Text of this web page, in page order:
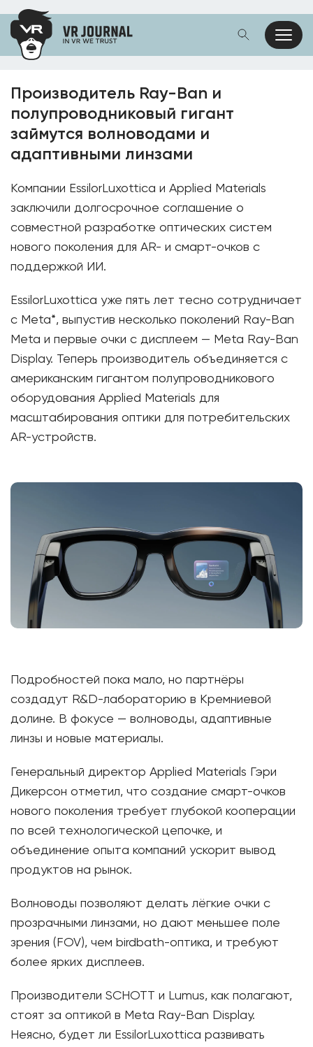
Производитель Ray-Ban и
полупроводниковый гигант
займутся волноводами и
адаптивными линзами
Компании EssilorLuxottica и Applied Materials
заключили долгосрочное соглашение о
совместной разработке оптических систем
нового поколения для AR- и смарт-очков с
поддержкой ИИ.
EssilorLuxottica уже пять лет тесно сотрудничает
с Meta*, выпустив несколько поколений Ray-Ban
Meta и первые очки с дисплеем — Meta Ray-Ban
Display. Теперь производитель объединяется с
американским гигантом полупроводникового
оборудования Applied Materials для
масштабирования оптики для потребительских
AR-устройств.
Подробностей пока мало, но партнёры
создадут R&D-лабораторию в Кремниевой
долине. В фокусе — волноводы, адаптивные
линзы и новые материалы.
Генеральный директор Applied Materials Гэри
Дикерсон отметил, что создание смарт-очков
нового поколения требует глубокой кооперации
по всей технологической цепочке, и
объединение опыта компаний ускорит вывод
продуктов на рынок.
Волноводы позволяют делать лёгкие очки с
прозрачными линзами, но дают меньшее поле
зрения (FOV), чем birdbath-оптика, и требуют
более ярких дисплеев.
Производители SCHOTT и Lumus, как полагают,
стоят за оптикой в Meta Ray-Ban Display.
Неясно, будет ли EssilorLuxottica развивать